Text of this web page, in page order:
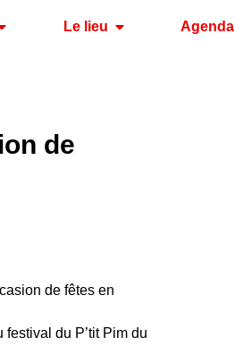
Le lieu Agenda
de
de fêtes en
du P’tit Pim du